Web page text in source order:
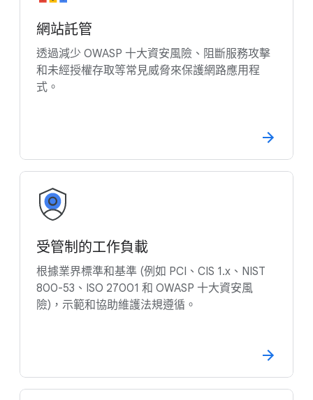
網站託管
透過減少 OWASP 十大資安風險、阻斷服務攻擊
和未經授權存取等常見威脅來保護網路應用程
式。
受管制的工作負載
根據業界標準和基準 (例如 PCI、CIS 1.x、NIST
800-53、ISO 27001 和 OWASP 十大資安風
險)，示範和協助維護法規遵循。